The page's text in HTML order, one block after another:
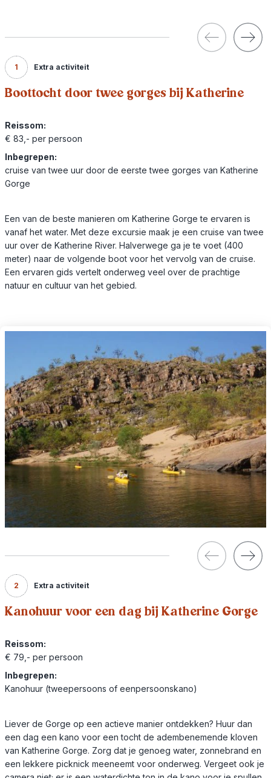
1 Extra activiteit
Boottocht door twee gorges bij Katherine
Reissom:
€ 83,- per persoon
Inbegrepen:
cruise van twee uur door de eerste twee gorges van Katherine
Gorge
Een van de beste manieren om Katherine Gorge te ervaren is
vanaf het water. Met deze excursie maak je een cruise van twee
uur over de Katherine River. Halverwege ga je te voet (400
meter) naar de volgende boot voor het vervolg van de cruise.
Een ervaren gids vertelt onderweg veel over de prachtige
natuur en cultuur van het gebied.
2 Extra activiteit
Kanohuur voor een dag bij Katherine Gorge
Reissom:
€ 79,- per persoon
Inbegrepen:
Kanohuur (tweepersoons of eenpersoonskano)
Liever de Gorge op een actieve manier ontdekken? Huur dan
een dag een kano voor een tocht de adembenemende kloven
van Katherine Gorge. Zorg dat je genoeg water, zonnebrand en
een lekkere picknick meeneemt voor onderweg. Vergeet ook je